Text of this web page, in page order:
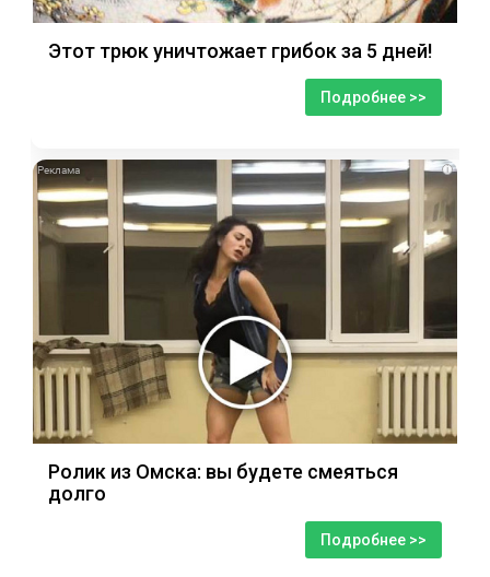
Этот трюк уничтожает грибок за 5 дней!
Подробнее >>
i
Ролик из Омска: вы будете смеяться
долго
Подробнее >>